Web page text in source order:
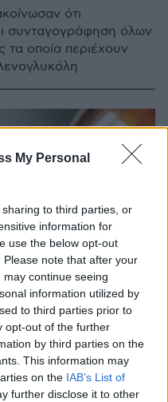
My Personal
to third parties, or
information for
use the below opt-out
note that after your
continue seeing
information utilized by
to third parties prior to
opt-out of the further
by third parties on the
This information may
on the IAB’s List of
further disclose it to other
ότι
συνταγογράφηση όλων
τα οποία περιέχουν